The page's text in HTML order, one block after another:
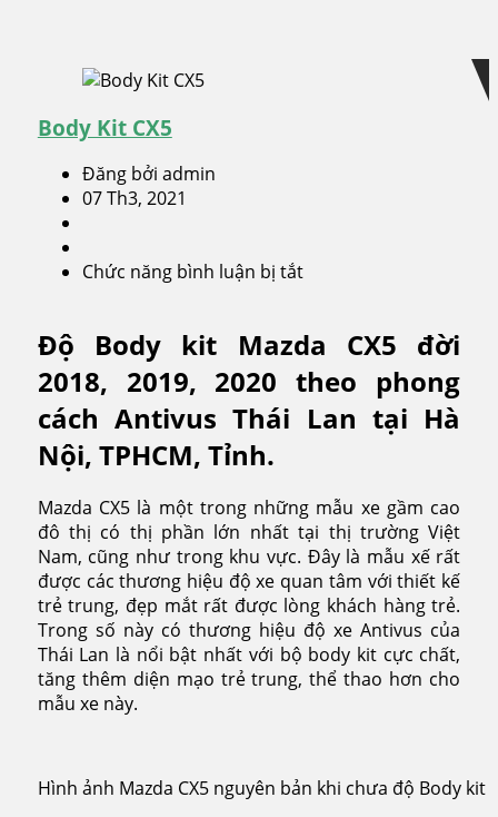
navigation
Body Kit CX5
Đăng bởi admin
07 Th3, 2021
Chức năng bình luận bị tắtở
CX5
Độ Body kit Mazda CX5 đời
2018, 2019, 2020 theo phong
cách Antivus Thái Lan tại Hà
Nội, TPHCM, Tỉnh.
Mazda CX5 là một trong những mẫu xe gầm cao
đô thị có thị phần lớn nhất tại thị trường Việt
Nam, cũng như trong khu vực. Đây là mẫu xế rất
được các thương hiệu độ xe quan tâm với thiết kế
trẻ trung, đẹp mắt rất được lòng khách hàng trẻ.
Trong số này có thương hiệu độ xe Antivus của
Thái Lan là nổi bật nhất với bộ body kit cực chất,
tăng thêm diện mạo trẻ trung, thể thao hơn cho
mẫu xe này.
Hình ảnh Mazda CX5 nguyên bản khi chưa độ Body kit